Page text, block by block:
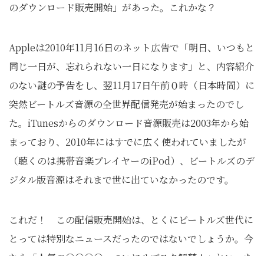
のダウンロード販売開始」があった。これかな？
Appleは2010年11月16日のネット広告で「明日、いつもと
同じ一日が、忘れられない一日になります」と、内容紹介
のない謎の予告をし、翌11月17日午前０時（日本時間）に
突然ビートルズ音源の全世界配信発売が始まったのでし
た。iTunesからのダウンロード音源販売は2003年から始
まっており、2010年にはすでに広く使われていましたが
（聴くのは携帯音楽プレイヤーのiPod）、ビートルズのデ
ジタル版音源はそれまで世に出ていなかったのです。
これだ！ この配信販売開始は、とくにビートルズ世代に
とっては特別なニュースだったのではないでしょうか。今